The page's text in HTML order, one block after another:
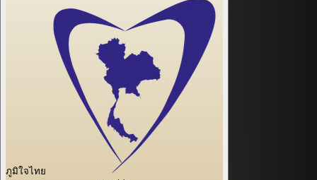
ภูมิใจไทย